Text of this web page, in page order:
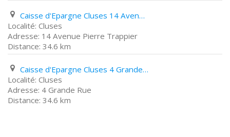
Caisse d'Epargne Cluses 14 Avenue Pierre Trappier
Cluses
14 Avenue Pierre Trappier
34.6 km
Caisse d'Epargne Cluses 4 Grande Rue
Cluses
4 Grande Rue
34.6 km